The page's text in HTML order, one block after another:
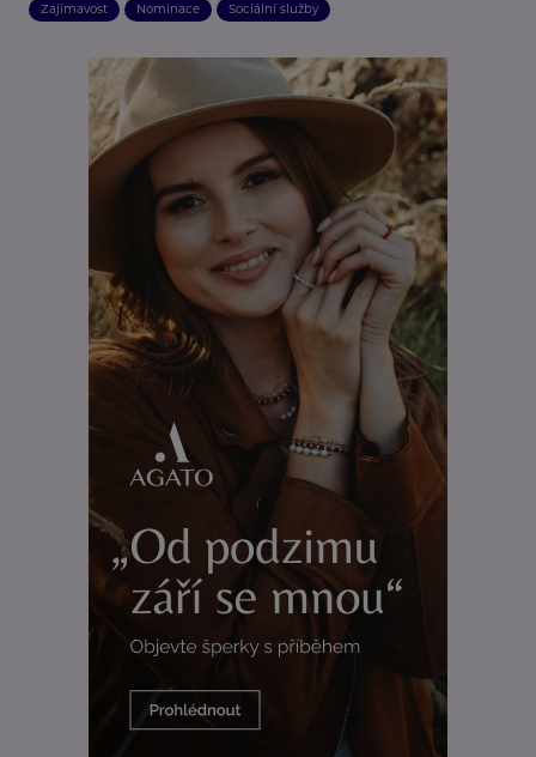
Zajímavost Nominace Sociální služby